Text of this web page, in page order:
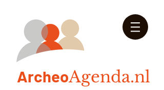
ArcheoAgenda.nl